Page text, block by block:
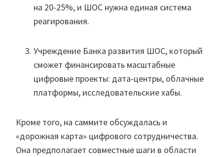
на 20-25%, и ШОС нужна единая система
реагирования.
Учреждение Банка развития ШОС, который
сможет финансировать масштабные
цифровые проекты: дата-центры, облачные
платформы, исследовательские хабы.
Кроме того, на саммите обсуждалась и
«дорожная карта» цифрового сотрудничества.
Она предполагает совместные шаги в области